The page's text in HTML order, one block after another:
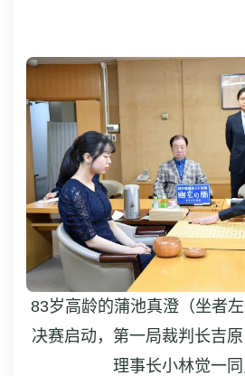
83岁高龄的蒲池真澄（坐者
决赛启动，第一局裁判长吉
理事长小林觉一同